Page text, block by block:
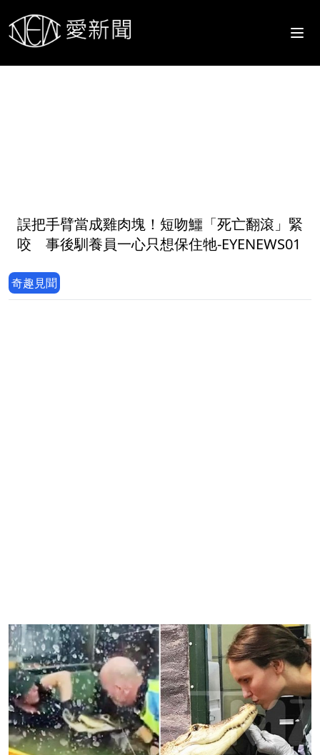
誤把手臂當成雞肉塊！短吻鱷「死亡翻滾」緊
咬 事後馴養員一心只想保住牠-EYENEWS01
奇趣見聞